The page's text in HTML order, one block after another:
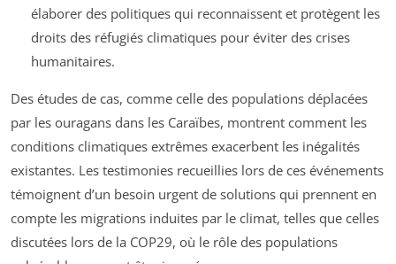
élaborer des politiques qui reconnaissent et protègent les
droits des réfugiés climatiques pour éviter des crises
humanitaires.
Des études de cas, comme celle des populations déplacées
par les ouragans dans les Caraïbes, montrent comment les
conditions climatiques extrêmes exacerbent les inégalités
existantes. Les testimonies recueillies lors de ces événements
témoignent d’un besoin urgent de solutions qui prennent en
compte les migrations induites par le climat, telles que celles
discutées lors de la COP29, où le rôle des populations